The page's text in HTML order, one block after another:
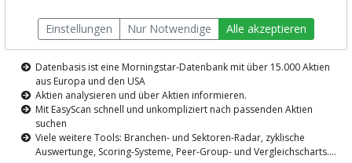
Die Aktienanalyse-Plattform von
TraderFox
Datenbasis ist eine Morningstar-Datenbank mit über 15.000 Aktien
aus Europa und den USA
Aktien analysieren und über Aktien informieren.
Mit EasyScan schnell und unkompliziert nach passenden Aktien
suchen
Viele weitere Tools: Branchen- und Sektoren-Radar, zyklische
Auswertunge, Scoring-Systeme, Peer-Group- und Vergleichscharts....
Einstellungen Nur Notwendige Alle akzeptieren